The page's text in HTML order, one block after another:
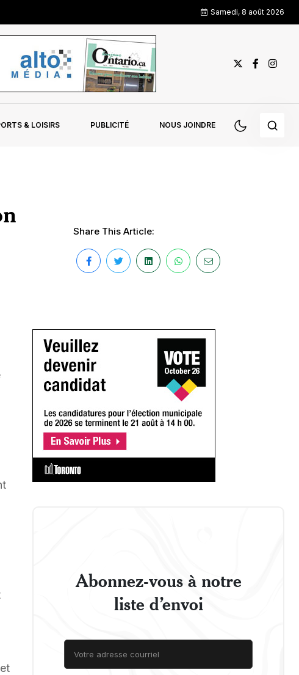
Samedi, 8 août 2026
& LOISIRS PUBLICITÉ NOUS JOINDRE
Share This Article:
Abonnez-vous à notre
liste d’envoi